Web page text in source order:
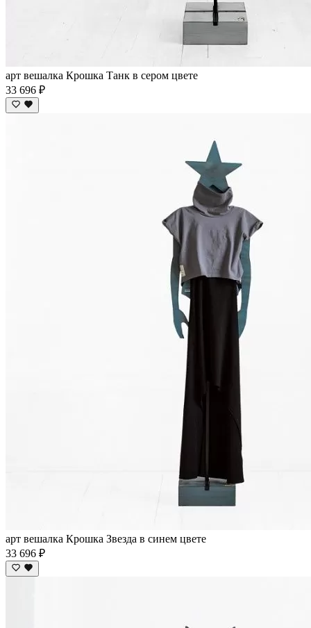
арт вешалка Крошка Танк в сером цвете
33 696 ₽
арт вешалка Крошка Звезда в синем цвете
33 696 ₽